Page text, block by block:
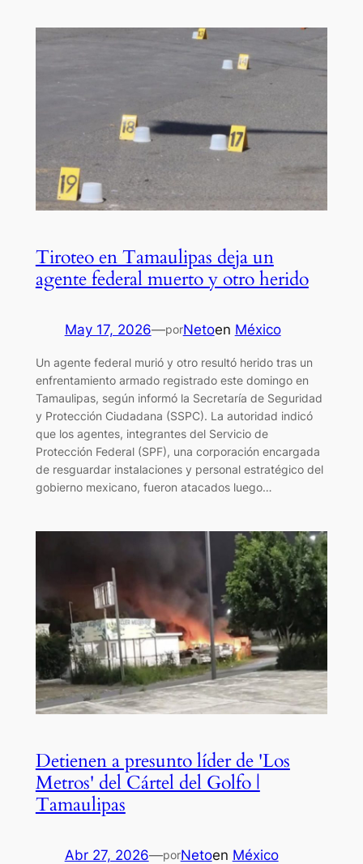
Tiroteo en Tamaulipas deja un
agente federal muerto y otro herido
May 17, 2026—porNetoen México
Un agente federal murió y otro resultó herido tras un
enfrentamiento armado registrado este domingo en
Tamaulipas, según informó la Secretaría de Seguridad
y Protección Ciudadana (SSPC). La autoridad indicó
que los agentes, integrantes del Servicio de
Protección Federal (SPF), una corporación encargada
de resguardar instalaciones y personal estratégico del
gobierno mexicano, fueron atacados luego…
Detienen a presunto líder de 'Los
Metros' del Cártel del Golfo |
Tamaulipas
Abr 27, 2026—porNetoen México